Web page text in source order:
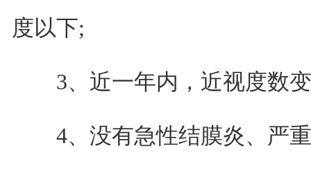
度以下;
3、近一年内，近视度数变
4、没有急性结膜炎、严重